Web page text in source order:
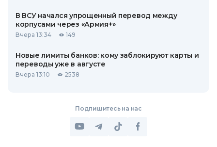
В ВСУ начался упрощенный перевод между
корпусами через «Армия+»
Вчера 13:34 149
Новые лимиты банков: кому заблокируют карты и
переводы уже в августе
Вчера 13:10 2538
Подпишитесь на нас